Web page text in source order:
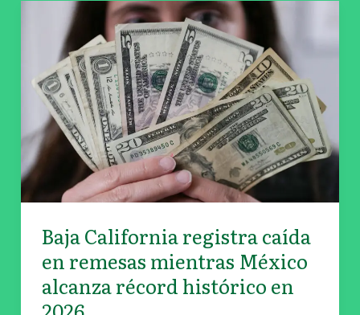
Baja California registra caída
en remesas mientras México
alcanza récord histórico en
Baja
California
registra
caída
en
remesas
mientras
México
alcanza
récord
histórico
en
2026